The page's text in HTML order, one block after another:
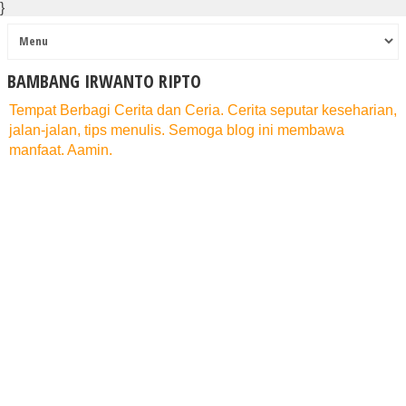
}
BAMBANG IRWANTO RIPTO
Tempat Berbagi Cerita dan Ceria. Cerita seputar keseharian,
jalan-jalan, tips menulis. Semoga blog ini membawa
manfaat. Aamin.